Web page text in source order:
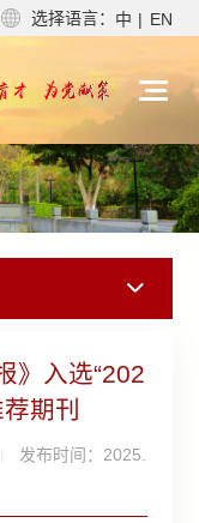
选择语言： 中 | EN
》入选“202
期刊
发布时间：2025.